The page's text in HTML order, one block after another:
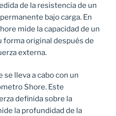
de la resistencia de un
bajo carga. En
mide la capacidad de un
forma original después de
externa.
se lleva a cabo con un
Shore. Este
definida sobre la
la profundidad de la